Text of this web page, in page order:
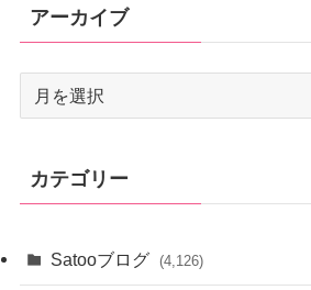
アーカイブ
ブ
カテゴリー
Satooブログ (4,126)